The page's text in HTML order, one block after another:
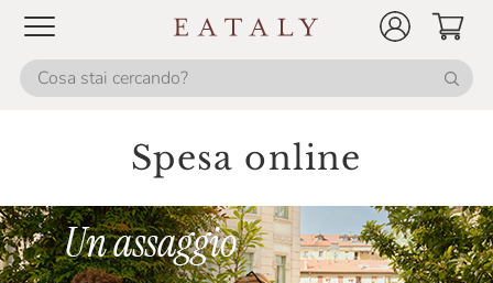
Spesa online